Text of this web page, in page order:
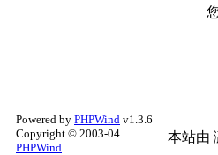
Powered by PHPWind v1.3.6
Copyright © 2003-04
PHPWind
本站由